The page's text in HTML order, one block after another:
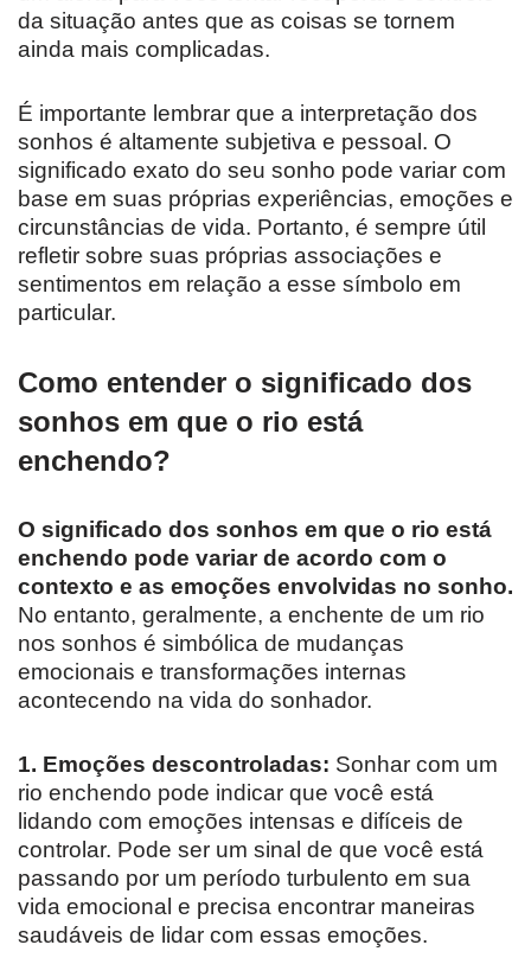
da situação antes que as coisas se tornem
ainda mais complicadas.
É importante lembrar que a interpretação dos
sonhos é altamente subjetiva e pessoal. O
significado exato do seu sonho pode variar com
base em suas próprias experiências, emoções e
circunstâncias de vida. Portanto, é sempre útil
refletir sobre suas próprias associações e
sentimentos em relação a esse símbolo em
particular.
Como entender o significado dos
sonhos em que o rio está
enchendo?
O significado dos sonhos em que o rio está
enchendo pode variar de acordo com o
contexto e as emoções envolvidas no sonho.
No entanto, geralmente, a enchente de um rio
nos sonhos é simbólica de mudanças
emocionais e transformações internas
acontecendo na vida do sonhador.
1. Emoções descontroladas: Sonhar com um
rio enchendo pode indicar que você está
lidando com emoções intensas e difíceis de
controlar. Pode ser um sinal de que você está
passando por um período turbulento em sua
vida emocional e precisa encontrar maneiras
saudáveis ​​de lidar com essas emoções.